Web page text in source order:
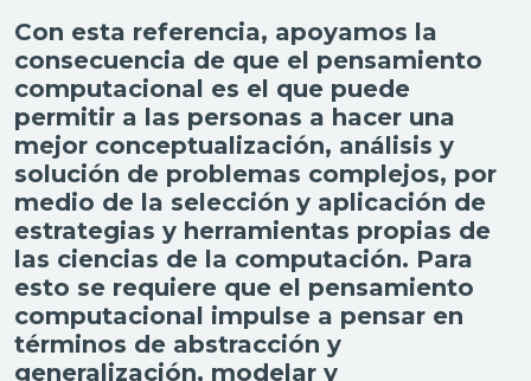
Con esta referencia, apoyamos la
consecuencia de que el pensamiento
computacional es el que puede
permitir a las personas a hacer una
mejor conceptualización, análisis y
solución de problemas complejos, por
medio de la selección y aplicación de
estrategias y herramientas propias de
las ciencias de la computación. Para
esto se requiere que el pensamiento
computacional impulse a pensar en
términos de abstracción y
generalización, modelar y